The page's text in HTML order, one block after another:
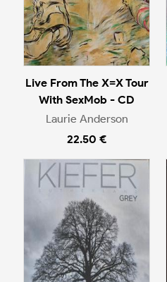
Live From The X=X Tour
With SexMob - CD
Laurie Anderson
22.50 €